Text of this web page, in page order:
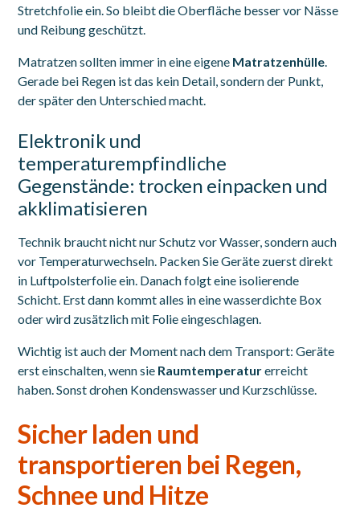
Stretchfolie ein. So bleibt die Oberfläche besser vor Nässe
und Reibung geschützt.
Matratzen sollten immer in eine eigene Matratzenhülle.
Gerade bei Regen ist das kein Detail, sondern der Punkt,
der später den Unterschied macht.
Elektronik und
temperaturempfindliche
Gegenstände: trocken einpacken und
akklimatisieren
Technik braucht nicht nur Schutz vor Wasser, sondern auch
vor Temperaturwechseln. Packen Sie Geräte zuerst direkt
in Luftpolsterfolie ein. Danach folgt eine isolierende
Schicht. Erst dann kommt alles in eine wasserdichte Box
oder wird zusätzlich mit Folie eingeschlagen.
Wichtig ist auch der Moment nach dem Transport: Geräte
erst einschalten, wenn sie Raumtemperaturerreicht
haben. Sonst drohen Kondenswasser und Kurzschlüsse.
Sicher laden und
transportieren bei Regen,
Schnee und Hitze